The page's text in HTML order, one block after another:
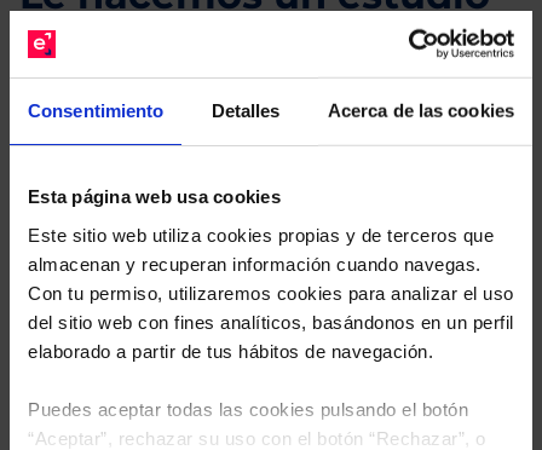
Consentimiento Detalles Acerca de las cookies
Esta página web usa cookies
Este sitio web utiliza cookies propias y de terceros que
almacenan y recuperan información cuando navegas.
Con tu permiso, utilizaremos cookies para analizar el uso
del sitio web con fines analíticos, basándonos en un perfil
elaborado a partir de tus hábitos de navegación.
Puedes aceptar todas las cookies pulsando el botón
“Aceptar”, rechazar su uso con el botón “Rechazar”, o
gratuito de su cartera.
sus Fondos y nuestros expertos le enviarán un
estudio gratuito de sus alternativas de Clases
Limpias con las que podrá ahorrar en sus costes.